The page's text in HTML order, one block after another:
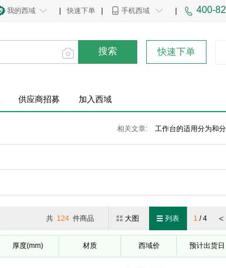
400-
手机西域
快速下单
我的西域
搜索 快速下单
供应商招募 加入西域
相关文章:
工作台的适用分为和
<
1 / 4
大图 列表
共124 件商品
厚度(mm) 材质 西域价 预计出货日